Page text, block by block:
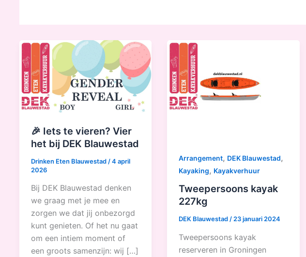
🎉 Iets te vieren? Vier
het bij DEK Blauwestad
Drinken Eten Blauwestad /4 april
2026
Bij DEK Blauwestad denken
we graag met je mee en
zorgen we dat jij onbezorgd
kunt genieten. Of het nu gaat
om een intiem moment of
een groots samenzijn: wij […]
Arrangement, DEK Blauwestad,
Kayaking, Kayakverhuur
Tweepersoons kayak
227kg
DEK Blauwestad/23 januari 2024
Tweepersoons kayak
reserveren in Groningen